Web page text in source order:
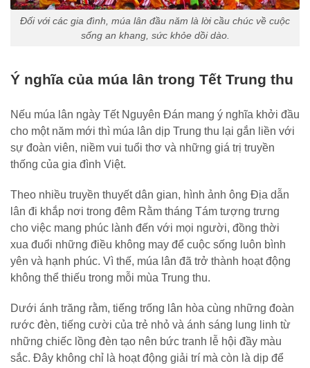
Đối với các gia đình, múa lân đầu năm là lời cầu chúc về cuộc
sống an khang, sức khỏe dồi dào.
Ý nghĩa của múa lân trong Tết Trung thu
Nếu múa lân ngày Tết Nguyên Đán mang ý nghĩa khởi đầu
cho một năm mới thì múa lân dịp Trung thu lại gắn liền với
sự đoàn viên, niềm vui tuổi thơ và những giá trị truyền
thống của gia đình Việt.
Theo nhiều truyền thuyết dân gian, hình ảnh ông Địa dẫn
lân đi khắp nơi trong đêm Rằm tháng Tám tượng trưng
cho việc mang phúc lành đến với mọi người, đồng thời
xua đuổi những điều không may để cuộc sống luôn bình
yên và hạnh phúc. Vì thế, múa lân đã trở thành hoạt động
không thể thiếu trong mỗi mùa Trung thu.
Dưới ánh trăng rằm, tiếng trống lân hòa cùng những đoàn
rước đèn, tiếng cười của trẻ nhỏ và ánh sáng lung linh từ
những chiếc lồng đèn tạo nên bức tranh lễ hội đầy màu
sắc. Đây không chỉ là hoạt động giải trí mà còn là dịp để